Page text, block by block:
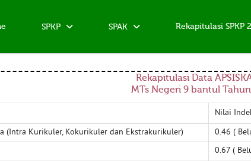
SPKP SPAK Rekapitulasi SPKP
Rekapitulasi Data
MTs Negeri 9 bantul
Nilai
(Intra Kurikuler, Kokurikuler dan Ekstrakurikuler) 0.46 (
0.67 (